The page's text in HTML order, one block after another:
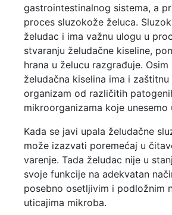
gastrointestinalnog sistema, a
proces sluzokože želuca.
želudac i ima važnu ulogu u
stvaranju želudačne kiseline,
hrana u želucu razgrađuje. Osim
želudačna kiselina ima i
organizam od različitih
mikroorganizama koje unesemo
Kada se javi upala želudačne
može izazvati poremećaj u
varenje. Tada želudac nije u
svoje funkcije na adekvatan
posebno osetljivim i podložnim
uticajima mikroba.